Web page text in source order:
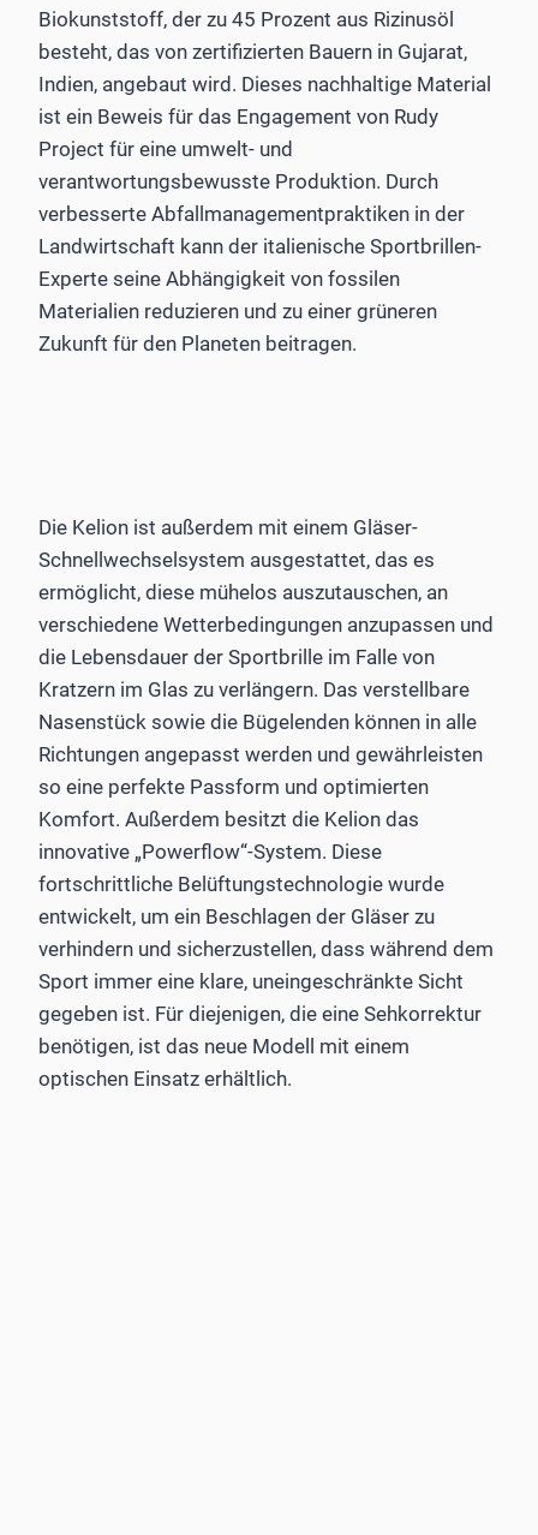
Biokunststoff, der zu 45 Prozent aus Rizinusöl
besteht, das von zertifizierten Bauern in Gujarat,
Indien, angebaut wird. Dieses nachhaltige Material
ist ein Beweis für das Engagement von Rudy
Project für eine umwelt- und
verantwortungsbewusste Produktion. Durch
verbesserte Abfallmanagementpraktiken in der
Landwirtschaft kann der italienische Sportbrillen-
Experte seine Abhängigkeit von fossilen
Materialien reduzieren und zu einer grüneren
Zukunft für den Planeten beitragen.
Die Kelion ist außerdem mit einem Gläser-
Schnellwechselsystem ausgestattet, das es
ermöglicht, diese mühelos auszutauschen, an
verschiedene Wetterbedingungen anzupassen und
die Lebensdauer der Sportbrille im Falle von
Kratzern im Glas zu verlängern. Das verstellbare
Nasenstück sowie die Bügelenden können in alle
Richtungen angepasst werden und gewährleisten
so eine perfekte Passform und optimierten
Komfort. Außerdem besitzt die Kelion das
innovative „Powerflow“-System. Diese
fortschrittliche Belüftungstechnologie wurde
entwickelt, um ein Beschlagen der Gläser zu
verhindern und sicherzustellen, dass während dem
Sport immer eine klare, uneingeschränkte Sicht
gegeben ist. Für diejenigen, die eine Sehkorrektur
benötigen, ist das neue Modell mit einem
optischen Einsatz erhältlich.